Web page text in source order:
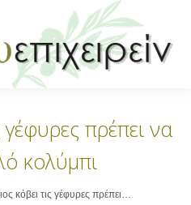
πρέπει να
κολύμπι
κόβει τις γέφυρες πρέπει…